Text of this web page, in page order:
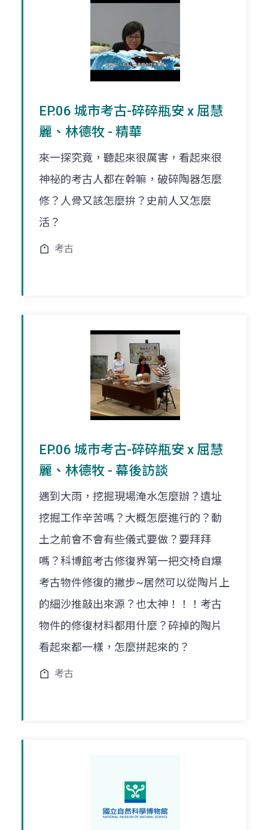
EP.06 城市考古-碎碎瓶安 x 屈慧
麗、林德牧 - 精華
來一探究竟，聽起來很厲害，看起來很
神祕的考古人都在幹嘛，破碎陶器怎麼
修？人骨又該怎麼拚？史前人又怎麼
活？
考古
EP.06 城市考古-碎碎瓶安 x 屈慧
麗、林德牧 - 幕後訪談
遇到大雨，挖掘現場淹水怎麼辦？遺址
挖掘工作辛苦嗎？大概怎麼進行的？動
土之前會不會有些儀式要做？要拜拜
嗎？科博館考古修復界第一把交椅自爆
考古物件修復的撇步~居然可以從陶片上
的細沙推敲出來源？也太神！！！考古
物件的修復材料都用什麼？碎掉的陶片
看起來都一樣，怎麼拼起來的？
考古